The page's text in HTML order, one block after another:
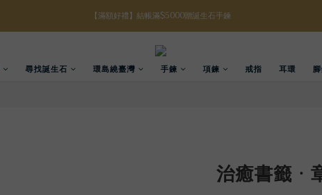
【八月限定】結帳滿$3000折$300
【八月限定】結帳滿$3000折$300
尋找誕生石 環島繞臺灣 手鍊 項鍊 戒指 耳環
治癒書籤 ·